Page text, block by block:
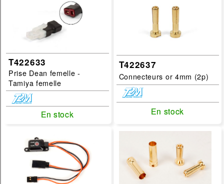
T422633
Prise Dean femelle -
Tamiya femelle
En stock
En stock
T422637
Connecteurs or 4mm (2p)
En stock
En stock